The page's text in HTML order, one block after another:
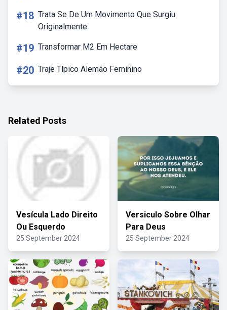
#18 Trata Se De Um Movimento Que Surgiu
Originalmente
#19 Transformar M2 Em Hectare
#20 Traje Típico Alemão Feminino
Related Posts
Vesícula Lado Direito
Ou Esquerdo
25 September 2024
Versiculo Sobre Olhar
Para Deus
25 September 2024